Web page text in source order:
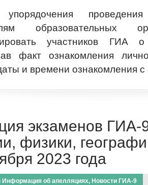
образовательных
участников ГИА о
факт ознакомления
и времени ознакомления с
экзаменов ГИА-
физики,
2023 года
Информация об апелляциях, Новости ГИА-9